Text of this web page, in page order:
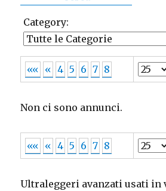
Category:
«« « 4 5 6 7 8
Non ci sono annunci.
«« « 4 5 6 7 8
Ultraleggeri avanzati usati in